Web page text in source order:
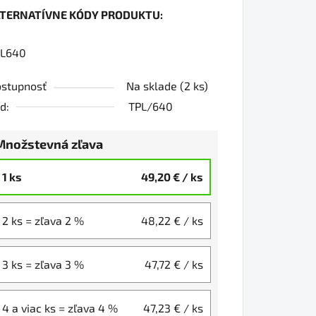
KÓDY PRODUKTU:
Na sklade (2 ks)
TPL/640
zľava
1 ks 49,20 € / ks
2 ks = zľava 2 % 48,22 € / ks
3 ks = zľava 3 % 47,72 € / ks
4 a viac ks = zľava 4 % 47,23 € / ks